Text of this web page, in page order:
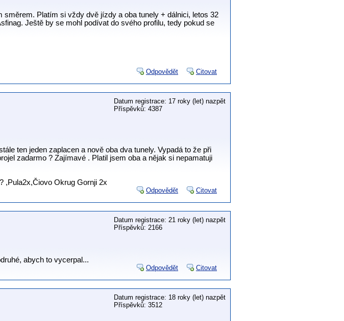
Platím si vždy dvě jízdy a oba tunely + dálnici, letos 32
Ještě by se mohl podívat do svého profilu, tedy pokud se
Odpovědět Citovat
Datum registrace: 17 roky (let) nazpět
Příspěvků: 4387
ten jeden zaplacen a nově oba dva tunely. Vypadá to že při
zadarmo ? Zajímavé . Platil jsem oba a nějak si nepamatuji
,Pula2x,Čiovo Okrug Gornji 2x
Odpovědět Citovat
Datum registrace: 21 roky (let) nazpět
Příspěvků: 2166
abych to vycerpal...
Odpovědět Citovat
Datum registrace: 18 roky (let) nazpět
Příspěvků: 3512